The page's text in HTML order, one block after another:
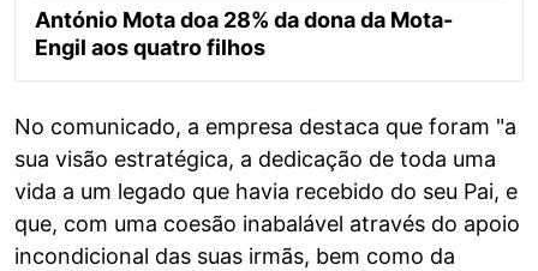
António Mota doa 28% da dona da Mota-
Engil aos quatro filhos
No comunicado, a empresa destaca que foram "a
sua visão estratégica, a dedicação de toda uma
vida a um legado que havia recebido do seu Pai, e
que, com uma coesão inabalável através do apoio
incondicional das suas irmãs, bem como da